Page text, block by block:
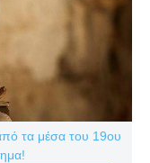
τα μέσα του 19ου